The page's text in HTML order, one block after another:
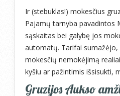
Ir (stebuklas!) mokesčius
Pajamų tarnyba pavadintos
sąskaitas bei galybę jos
automatų. Tarifai sumažėjo,
mokesčių nemokėjimą
kyšiu ar pažintimis išsisukti,
Gruzijos Aukso